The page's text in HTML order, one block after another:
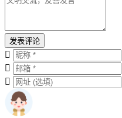
发表评论